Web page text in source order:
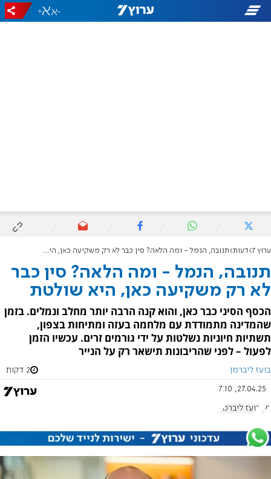
-
+
ערוץ 7 דעות תנובה, הנמל - ומה הלאה? סין כבר לא רק משקיעה כאן, היא שולטת
תנובה, הנמל - ומה הלאה? סין כבר
לא רק משקיעה כאן, היא שולטת
הכסף הסיני כבר כאן, והוא קנה הרבה יותר מחלב ונמלים. בזמן
שהמדינה מתמודדת עם מלחמה בעזה ומתיחות בצפון,
תשתיות חיוניות נשלטות על ידי גורמים זרים. עכשיו הזמן
לפעול – לפני שהריבונות תישאר רק על הנייר
בועז ליברמן 2 דקות
27.04.25, 7:10
סין בועז ליברמן